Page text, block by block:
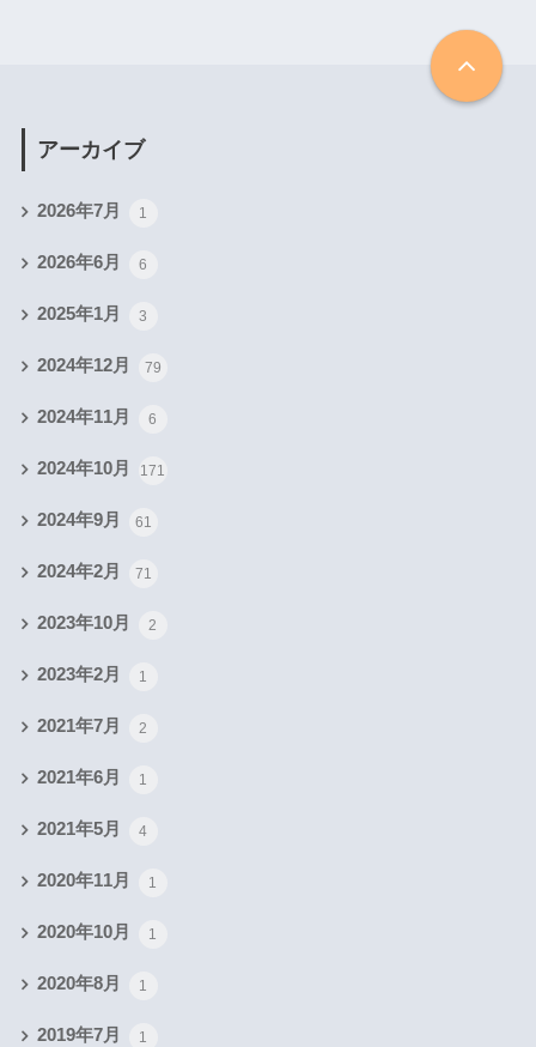
アーカイブ
2026年7月 1
2026年6月 6
2025年1月 3
2024年12月 79
2024年11月 6
2024年10月 171
2024年9月 61
2024年2月 71
2023年10月 2
2023年2月 1
2021年7月 2
2021年6月 1
2021年5月 4
2020年11月 1
2020年10月 1
2020年8月 1
2019年7月 1